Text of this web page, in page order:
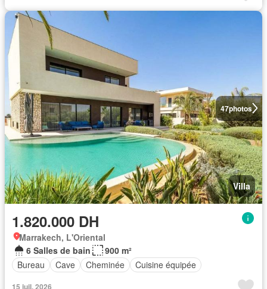
47photos
Villa
1.820.000 DH
Marrakech, L'Oriental
6 Salles de bain
900 m²
Bureau
Cave Cheminée Cuisine équipée
15 juil. 2026